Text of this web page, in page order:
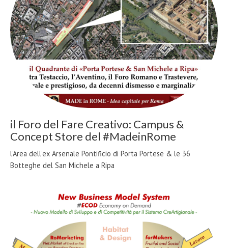
il Foro del Fare Creativo: Campus &
Concept Store del #MadeinRome
l'Area dell'ex Arsenale Pontificio di Porta Portese & le 36
Botteghe del San Michele a Ripa